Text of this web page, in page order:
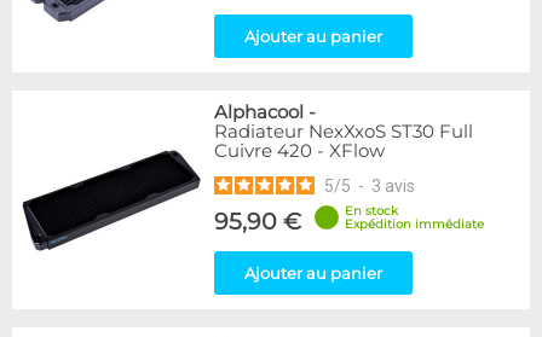
Ajouter au panier
Alphacool -
Radiateur NexXxoS ST30 Full
Cuivre 420 - XFlow
5/5 - 3 avis
95,90 €
En stock
Expédition immédiate
Ajouter au panier